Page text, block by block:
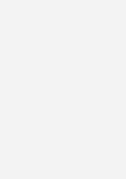
ist weiter auf
Der Ertrag
gewachsen. Das